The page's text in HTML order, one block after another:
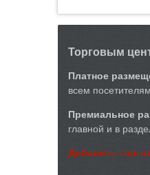
Торговым
Платное
всем посетителям
Премиальное
главной и в
Добавить